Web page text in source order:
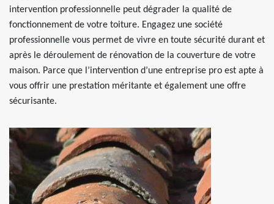
intervention professionnelle peut dégrader la qualité de
fonctionnement de votre toiture. Engagez une société
professionnelle vous permet de vivre en toute sécurité durant et
après le déroulement de rénovation de la couverture de votre
maison. Parce que l’intervention d’une entreprise pro est apte à
vous offrir une prestation méritante et également une offre
sécurisante.